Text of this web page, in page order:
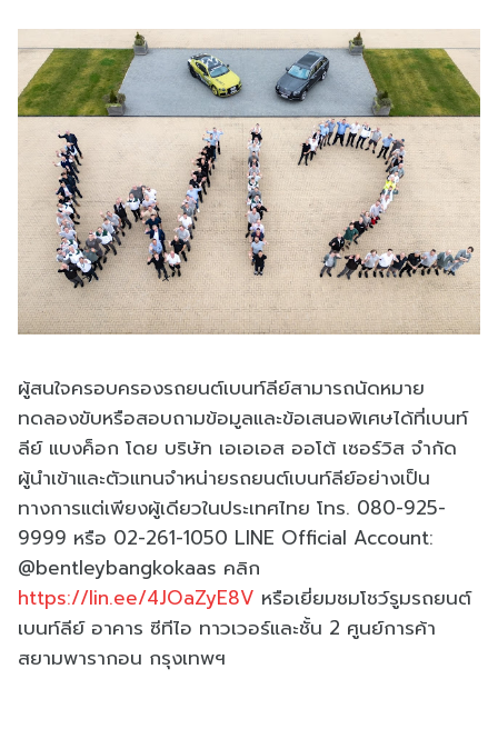
ผู้สนใจครอบครองรถยนต์เบนท์ลีย์สามารถนัดหมาย
ทดลองขับหรือสอบถามข้อมูลและข้อเสนอพิเศษได้ที่เบนท์
ลีย์ แบงค็อก โดย บริษัท เอเอเอส ออโต้ เซอร์วิส จำกัด
ผู้นำเข้าและตัวแทนจำหน่ายรถยนต์เบนท์ลีย์อย่างเป็น
ทางการแต่เพียงผู้เดียวในประเทศไทย โทร. 080-925-
9999 หรือ 02-261-1050 LINE Official Account:
@bentleybangkokaas คลิก
https://lin.ee/4JOaZyE8V หรือเยี่ยมชมโชว์รูมรถยนต์
เบนท์ลีย์ อาคาร ซีทีไอ ทาวเวอร์และชั้น 2 ศูนย์การค้า
สยามพารากอน กรุงเทพฯ